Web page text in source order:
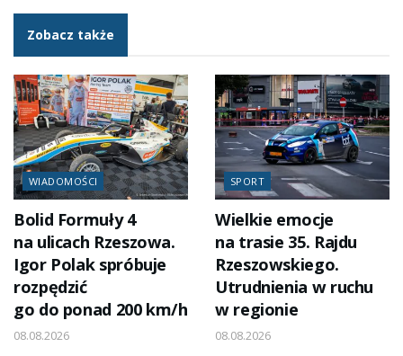
Zobacz także
WIADOMOŚCI
Bolid Formuły 4
na ulicach Rzeszowa.
Igor Polak spróbuje
rozpędzić
go do ponad 200 km/h
08.08.2026
SPORT
Wielkie emocje
na trasie 35. Rajdu
Rzeszowskiego.
Utrudnienia w ruchu
w regionie
08.08.2026